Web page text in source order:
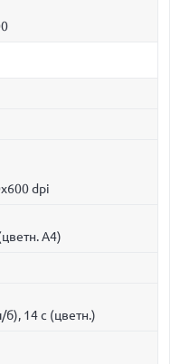
dpi
А4)
б), 14 c (цветн.)